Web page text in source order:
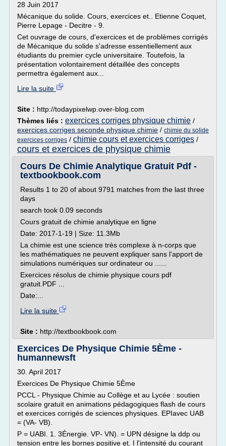
28 Juin 2017
Mécanique du solide. Cours, exercices et.. Etienne Coquet,
Pierre Lepage - Decitre - 9.
Cet ouvrage de cours, d'exercices et de problèmes corrigés
de Mécanique du solide s'adresse essentiellement aux
étudiants du premier cycle universitaire. Toutefois, la
présentation volontairement détaillée des concepts
permettra également aux...
Lire la suite
Site : http://todaypixelwp.over-blog.com
Thèmes liés : exercices corriges physique chimie /
exercices corriges seconde physique chimie / chimie du solide
exercices corriges / chimie cours et exercices corriges /
cours et exercices de physique chimie
Cours De Chimie Analytique Gratuit Pdf -
textbookbook.com
Results 1 to 20 of about 9791 matches from the last three
days
search took 0.09 seconds
Cours gratuit de chimie analytique en ligne
Date: 2017-1-19 | Size: 11.3Mb
La chimie est une science très complexe à n-corps que
les mathématiques ne peuvent expliquer sans l'apport de
simulations numériques sur ordinateur ou ......
Exercices résolus de chimie physique cours pdf
gratuit.PDF ...
Date:...
Lire la suite
Site : http://textbookbook.com
Exercices De Physique Chimie 5Ème -
humannewsft
30. April 2017
Exercices De Physique Chimie 5Ème
PCCL - Physique Chimie au Collège et au Lycée : soutien
scolaire gratuit en animations pédagogiques flash de cours
et exercices corrigés de sciences physiques. EPIavec UAB
= (VA- VB).
P = UABI. 1. 3Énergie. VP- VN). = UPN désigne la ddp ou
tension entre les bornes positive et. I l'intensité du courant